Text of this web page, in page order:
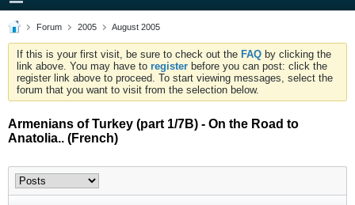
Forum 2005 August 2005
If this is your first visit, be sure to check out the FAQ by clicking the
link above. You may have to register before you can post: click the
register link above to proceed. To start viewing messages, select the
forum that you want to visit from the selection below.
Armenians of Turkey (part 1/7B) - On the Road to
Anatolia.. (French)